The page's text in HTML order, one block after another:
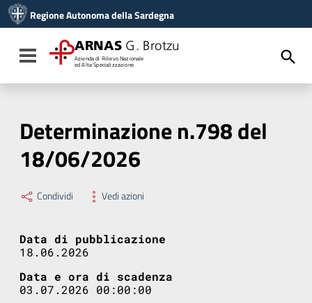
Vai al menu di navigazione
Vai al footer
Regione Autonoma della Sardegna
Toggle navigation
ARNAS G. Brotzu
Azienda di Rilievo Nazionale
ed Alta Specializzazione
Determinazione n.798 del
18/06/2026
Condividi Vedi azioni
Data di pubblicazione
18.06.2026
Data e ora di scadenza
03.07.2026 00:00:00